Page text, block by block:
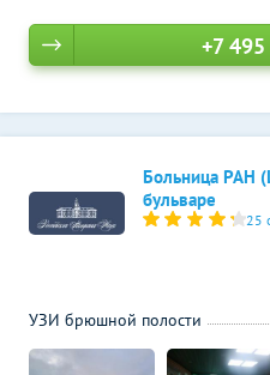
+7
Больница РАН
бульваре
25
УЗИ брюшной полости